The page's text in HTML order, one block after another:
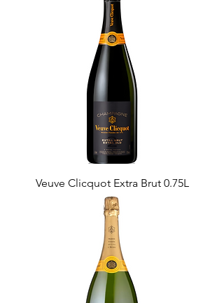
Veuve Clicquot Extra Brut 0.75L